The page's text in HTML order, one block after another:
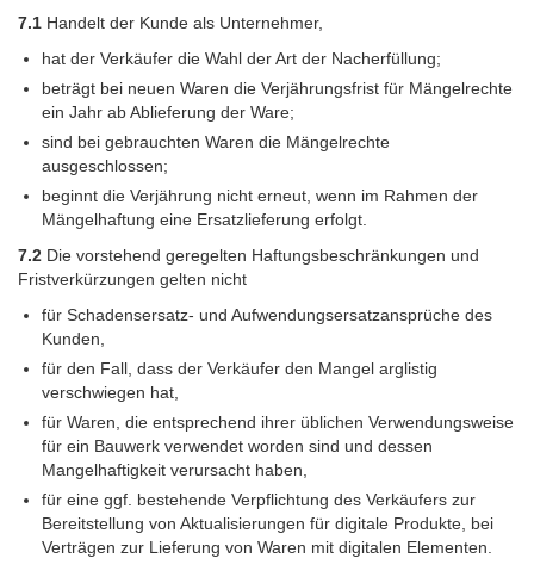
7.1 Handelt der Kunde als Unternehmer,
hat der Verkäufer die Wahl der Art der Nacherfüllung;
beträgt bei neuen Waren die Verjährungsfrist für Mängelrechte
ein Jahr ab Ablieferung der Ware;
sind bei gebrauchten Waren die Mängelrechte
ausgeschlossen;
beginnt die Verjährung nicht erneut, wenn im Rahmen der
Mängelhaftung eine Ersatzlieferung erfolgt.
7.2 Die vorstehend geregelten Haftungsbeschränkungen und
Fristverkürzungen gelten nicht
für Schadensersatz- und Aufwendungsersatzansprüche des
Kunden,
für den Fall, dass der Verkäufer den Mangel arglistig
verschwiegen hat,
für Waren, die entsprechend ihrer üblichen Verwendungsweise
für ein Bauwerk verwendet worden sind und dessen
Mangelhaftigkeit verursacht haben,
für eine ggf. bestehende Verpflichtung des Verkäufers zur
Bereitstellung von Aktualisierungen für digitale Produkte, bei
Verträgen zur Lieferung von Waren mit digitalen Elementen.